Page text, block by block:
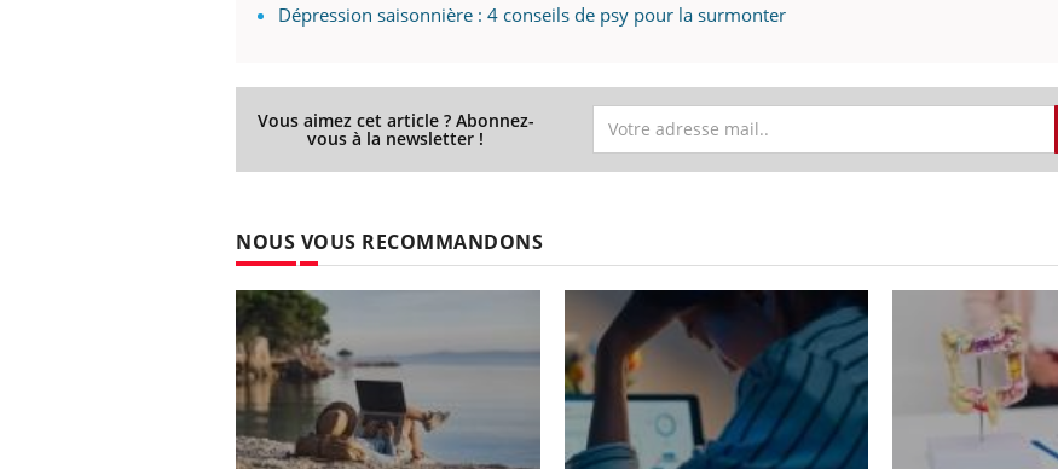
Dépression saisonnière : 4 conseils de psy pour la surmonter
Vous aimez cet article ? Abonnez-
vous à la newsletter !
NOUS VOUS RECOMMANDONS